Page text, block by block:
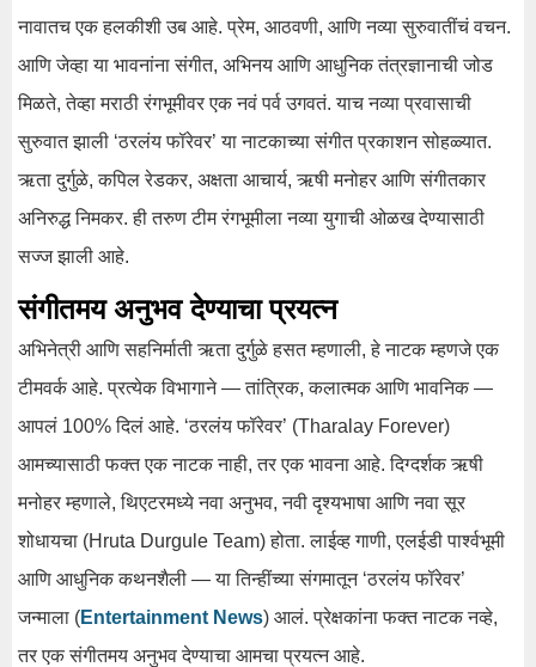
नावातच एक हलकीशी उब आहे. प्रेम, आठवणी, आणि नव्या सुरुवातींचं वचन.
आणि जेव्हा या भावनांना संगीत, अभिनय आणि आधुनिक तंत्रज्ञानाची जोड
मिळते, तेव्हा मराठी रंगभूमीवर एक नवं पर्व उगवतं. याच नव्या प्रवासाची
सुरुवात झाली ‘ठरलंय फॉरेवर’ या नाटकाच्या संगीत प्रकाशन सोहळ्यात.
ऋता दुर्गुळे, कपिल रेडकर, अक्षता आचार्य, ऋषी मनोहर आणि संगीतकार
अनिरुद्ध निमकर. ही तरुण टीम रंगभूमीला नव्या युगाची ओळख देण्यासाठी
सज्ज झाली आहे.
संगीतमय अनुभव देण्याचा प्रयत्न
अभिनेत्री आणि सहनिर्माती ऋता दुर्गुळे हसत म्हणाली, हे नाटक म्हणजे एक
टीमवर्क आहे. प्रत्येक विभागाने — तांत्रिक, कलात्मक आणि भावनिक —
आपलं 100% दिलं आहे. ‘ठरलंय फॉरेवर’ (Tharalay Forever)
आमच्यासाठी फक्त एक नाटक नाही, तर एक भावना आहे. दिग्दर्शक ऋषी
मनोहर म्हणाले, थिएटरमध्ये नवा अनुभव, नवी दृश्यभाषा आणि नवा सूर
शोधायचा (Hruta Durgule Team) होता. लाईव्ह गाणी, एलईडी पार्श्वभूमी
आणि आधुनिक कथनशैली — या तिन्हींच्या संगमातून ‘ठरलंय फॉरेवर’
जन्माला (Entertainment News) आलं. प्रेक्षकांना फक्त नाटक नव्हे,
तर एक संगीतमय अनुभव देण्याचा आमचा प्रयत्न आहे.